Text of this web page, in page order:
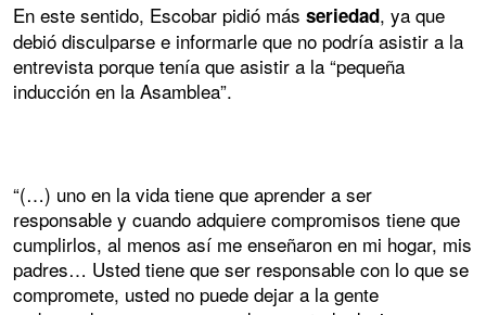
En este sentido, Escobar pidió más seriedad, ya que
debió disculparse e informarle que no podría asistir a la
entrevista porque tenía que asistir a la “pequeña
inducción en la Asamblea”.
“(…) uno en la vida tiene que aprender a ser
responsable y cuando adquiere compromisos tiene que
cumplirlos, al menos así me enseñaron en mi hogar, mis
padres… Usted tiene que ser responsable con lo que se
compromete, usted no puede dejar a la gente